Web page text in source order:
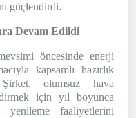
güçlendirdi.
Devam Edildi
öncesinde enerji
kapsamlı hazırlık
Şirket, olumsuz hava
için yıl boyunca
yenileme faaliyetlerini